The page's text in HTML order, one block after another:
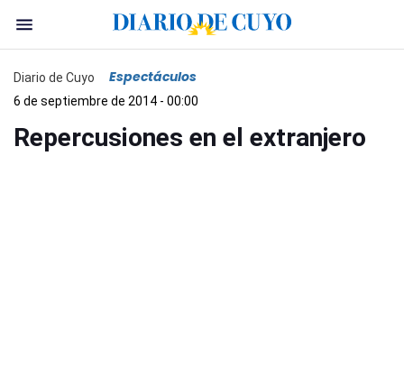
Diario de Cuyo Espectáculos
6 de septiembre de 2014 - 00:00
Repercusiones en el extranjero